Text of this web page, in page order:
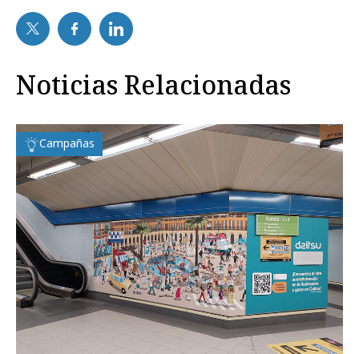
Noticias Relacionadas
Campañas